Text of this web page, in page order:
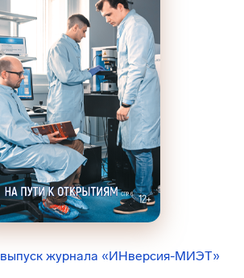
выпуск журнала «ИНверсия-МИЭТ»